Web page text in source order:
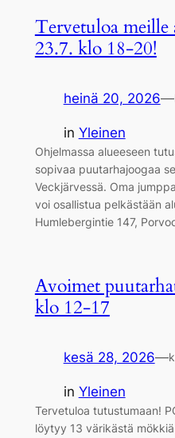
Tervetuloa
23.7. klo 18-20!
heinä 20, 2026—
in Yleinen
Ohjelmassa alueeseen
sopivaa puutarhajoogaa
Veckjärvessä. Oma
voi osallistua pelkästään
Humlebergintie 147,
Avoimet
klo 12-17
kesä 28, 2026—
in Yleinen
Tervetuloa tutustumaan!
löytyy 13 värikästä